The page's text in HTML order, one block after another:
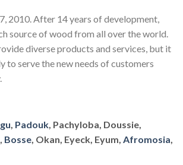
2010. After 14 years of development,
source of wood from all over the world.
diverse products and services, but it
to serve the new needs of customers
and services ITT Bois is
, Padouk, Pachyloba, Doussie,
Bosse, Okan, Eyeck, Eyum, Afromosia,